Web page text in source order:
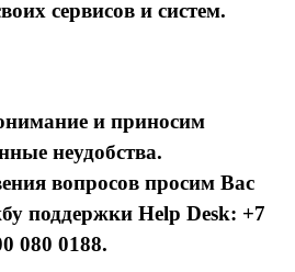
сервисов и систем.
и приносим
неудобства.
вопросов просим Вас
поддержки Help Desk: +7
080 0188.